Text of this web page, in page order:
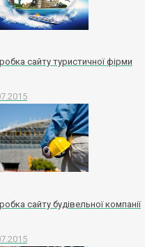
сайту туристичної фірми
сайту будівельної компанії